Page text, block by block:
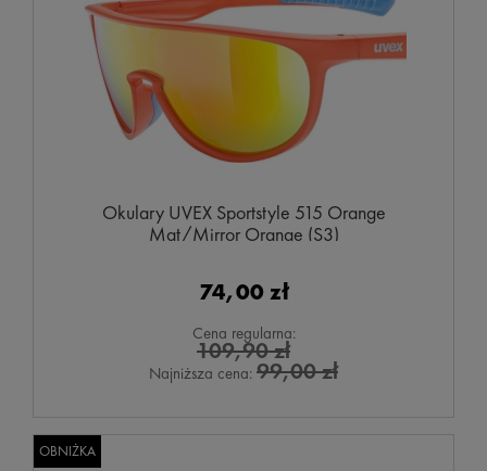
Okulary UVEX Sportstyle 515 Orange
Mat/Mirror Orange (S3)
74,00 zł
Cena regularna:
109,90 zł
Najniższa cena: 99,00 zł
OBNIŻKA